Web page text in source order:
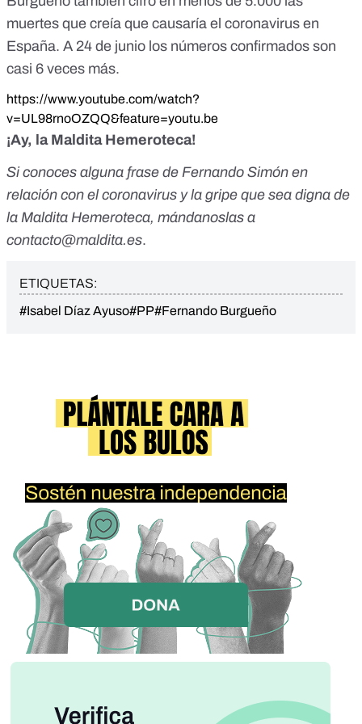
muertes que creía que causaría el coronavirus en
España. A 24 de junio los números confirmados son
casi 6 veces más.
https://www.youtube.com/watch?
v=UL98rnoOZQQ&feature=youtu.be
¡Ay, la Maldita Hemeroteca!
Si conoces alguna frase de Fernando Simón en
relación con el coronavirus y la gripe que sea digna de
la Maldita Hemeroteca, mándanoslas a
contacto@maldita.es.
ETIQUETAS:
#Isabel Díaz Ayuso#PP#Fernando Burgueño